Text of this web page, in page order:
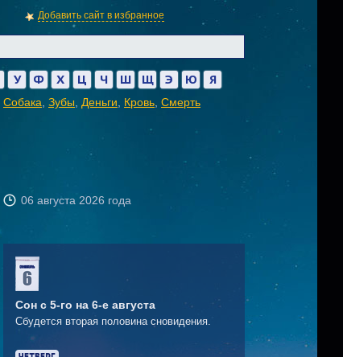
Добавить сайт в избранное
У Ф Х Ц Ч Ш Щ Э Ю Я
Собака Зубы Деньги Кровь Смерть
06 августа 2026 года
Сон с 5-го на 6-е августа
Сбудется вторая половина сновидения.